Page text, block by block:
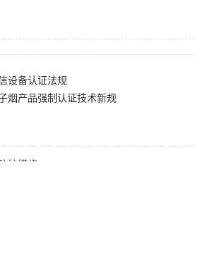
设备认证法规
烟产品强制认证技术新规
护措施